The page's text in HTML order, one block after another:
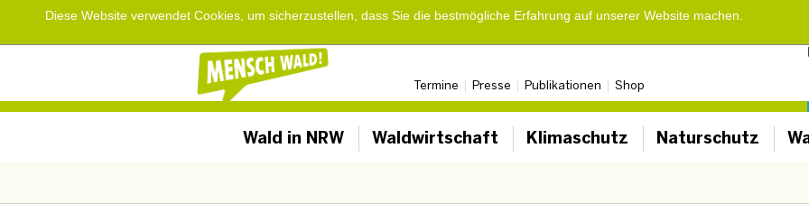
Diese Website verwendet Cookies, um sicherzustellen, dass Sie die bestmögliche Erfahrung auf unserer Website machen.
Termine Presse Publikationen Shop
Wald in NRW Waldwirtschaft Klimaschutz Naturschutz